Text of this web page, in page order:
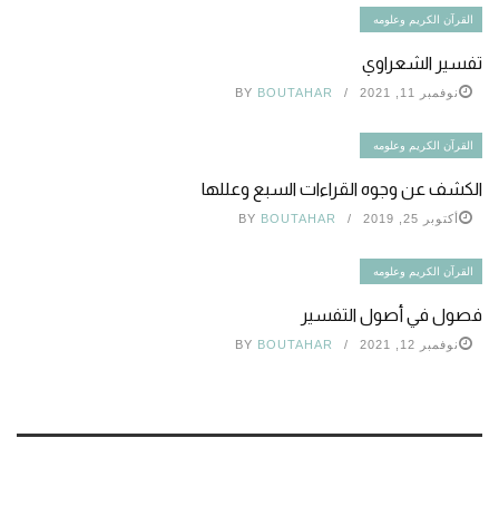
القرآن الكريم وعلومه
تفسير الشعراوي
نوفمبر 11, 2021 BY BOUTAHAR
القرآن الكريم وعلومه
الكشف عن وجوه القراءات السبع وعللها
أكتوبر 25, 2019 BY BOUTAHAR
القرآن الكريم وعلومه
فصول في أصول التفسير
نوفمبر 12, 2021 BY BOUTAHAR